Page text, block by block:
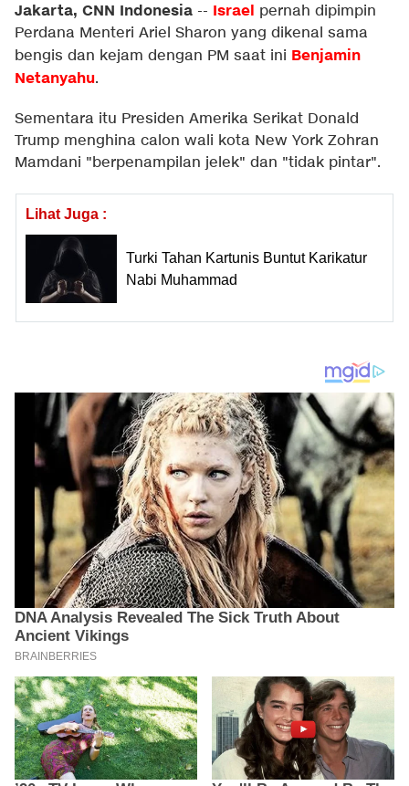
Jakarta, CNN Indonesia -- Israel pernah dipimpin
Perdana Menteri Ariel Sharon yang dikenal sama
bengis dan kejam dengan PM saat ini Benjamin
Netanyahu.
Sementara itu Presiden Amerika Serikat Donald
Trump menghina calon wali kota New York Zohran
Mamdani "berpenampilan jelek" dan "tidak pintar".
Lihat Juga :
Turki Tahan Kartunis Buntut Karikatur
Nabi Muhammad